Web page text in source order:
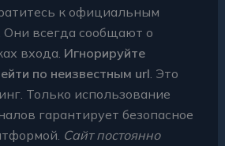
к официальным
Они всегда сообщают о
входа. Игнорируйте
по неизвестным url . Это
Только использование
гарантирует безопасное
Сайт постоянно